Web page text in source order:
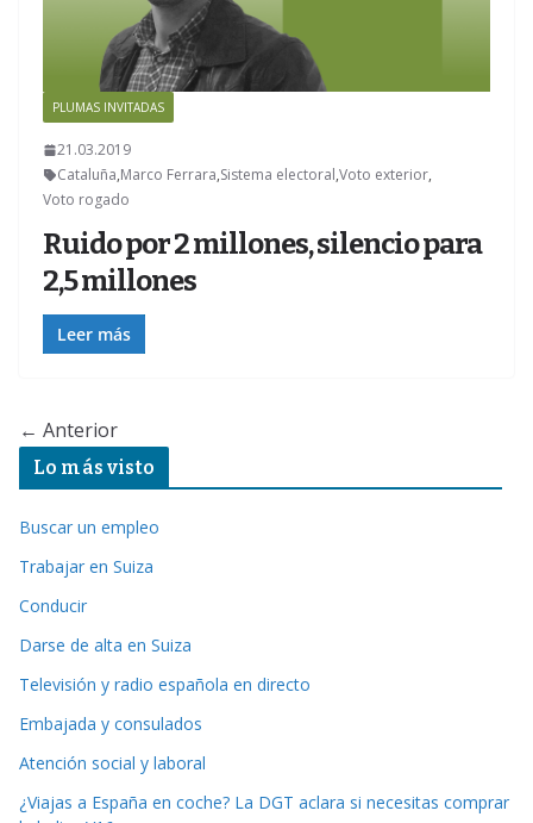
PLUMAS INVITADAS
21.03.2019
Cataluña,Marco Ferrara,Sistema electoral,Voto exterior,
Voto rogado
Ruido por 2 millones, silencio para
2,5 millones
Leer más
← Anterior
Lo más visto
Buscar un empleo
Trabajar en Suiza
Conducir
Darse de alta en Suiza
Televisión y radio española en directo
Embajada y consulados
Atención social y laboral
¿Viajas a España en coche? La DGT aclara si necesitas comprar